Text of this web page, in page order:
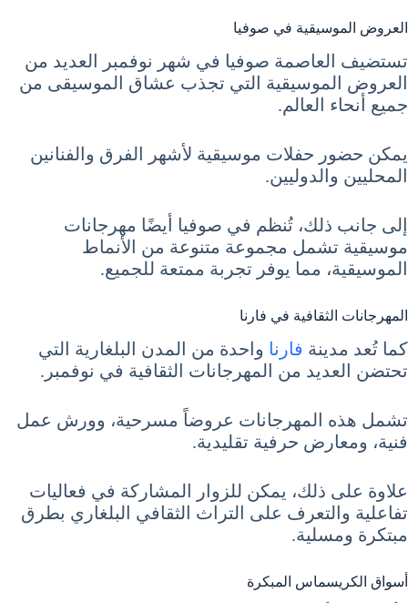
العروض الموسيقية في صوفيا
تستضيف العاصمة صوفيا في شهر نوفمبر العديد من
العروض الموسيقية التي تجذب عشاق الموسيقى من
جميع أنحاء العالم.
يمكن حضور حفلات موسيقية لأشهر الفرق والفنانين
المحليين والدوليين.
إلى جانب ذلك، تُنظم في صوفيا أيضًا مهرجانات
موسيقية تشمل مجموعة متنوعة من الأنماط
الموسيقية، مما يوفر تجربة ممتعة للجميع.
المهرجانات الثقافية في فارنا
كما تُعد مدينة فارنا واحدة من المدن البلغارية التي
تحتضن العديد من المهرجانات الثقافية في نوفمبر.
تشمل هذه المهرجانات عروضاً مسرحية، وورش عمل
فنية، ومعارض حرفية تقليدية.
علاوة على ذلك، يمكن للزوار المشاركة في فعاليات
تفاعلية والتعرف على التراث الثقافي البلغاري بطرق
مبتكرة ومسلية.
أسواق الكريسماس المبكرة